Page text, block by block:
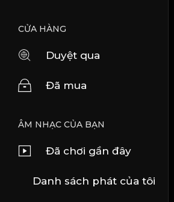
CỬA HÀNG
Duyệt qua
Đã mua
ÂM NHẠC CỦA BẠN
Đã chơi gần đây
Danh sách phát của tôi